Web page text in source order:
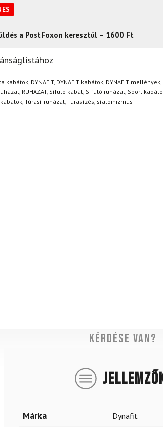
a PostFoxon keresztül – 1600 Ft
Semmi gond – a terméket egyszerűen
kabátok, DYNAFIT, DYNAFIT kabátok, DYNAFIT mellények,
, RUHÁZAT, Sífutó kabát, Sífutó ruházat, Sport
, Túrasí ruházat, Túrasízés, síalpinizmus
Kérdése van?
Márka Dynafit